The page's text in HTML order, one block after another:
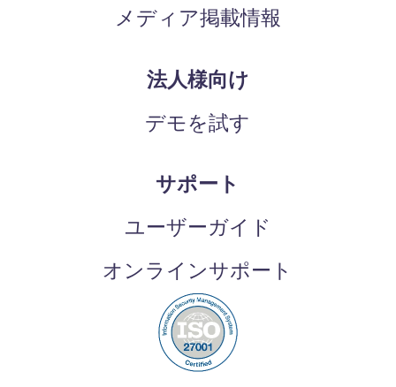
メディア掲載情報
法人様向け
デモを試す
サポート
ユーザーガイド
オンラインサポート